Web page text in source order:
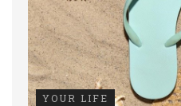
YOUR LIFE